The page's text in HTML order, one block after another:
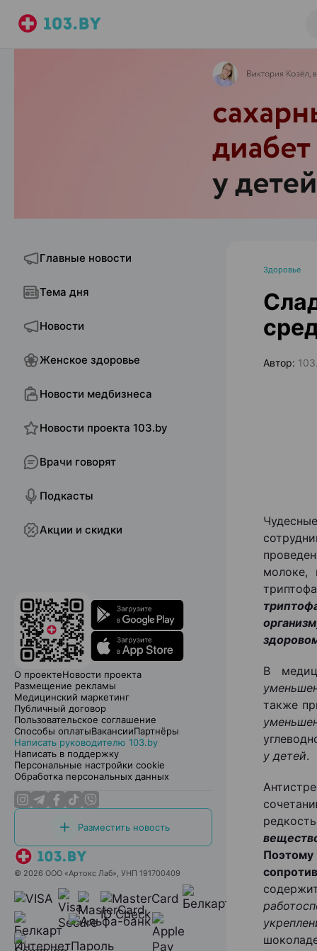
Главные новости
Тема дня
Новости
Женское здоровье
Новости медбизнеса
Новости проекта 103.by
Врачи говорят
Подкасты
Акции и скидки
О проектеНовости проекта
Размещение рекламы
Медицинский маркетинг
Публичный договор
Пользовательское соглашение
Способы оплатыВакансииПартнёры
Написать руководителю 103.by
Написать в поддержку
Персональные настройки cookie
Обработка персональных данных
Разместить новость
© 2026 ООО «Артокс Лаб», УНП 191700409
Здоровье
Автор:
молоке,
В
также
у детей.